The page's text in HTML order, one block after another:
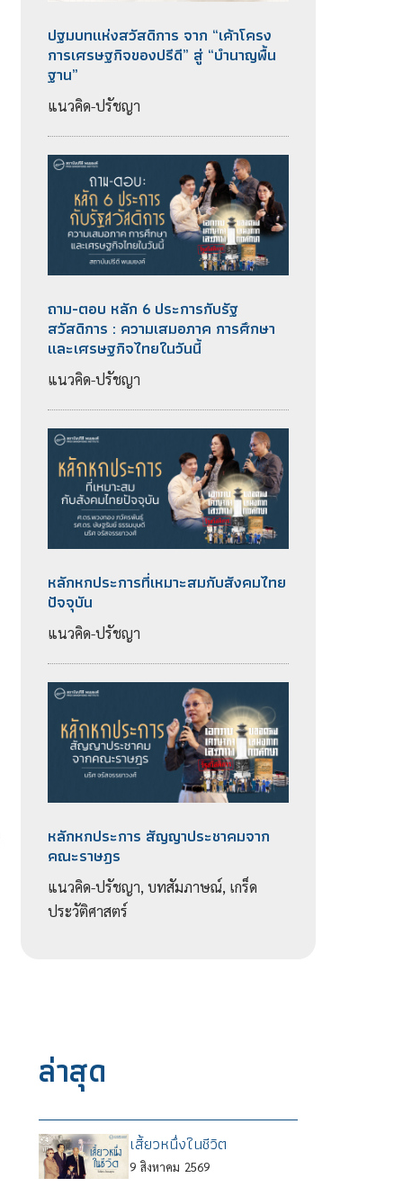
ปฐมบทแห่งสวัสดิการ จาก “เค้าโครง
การเศรษฐกิจของปรีดี” สู่ “บำนาญพื้น
ฐาน”
แนวคิด-ปรัชญา
ถาม-ตอบ หลัก 6 ประการกับรัฐ
สวัสดิการ : ความเสมอภาค การศึกษา
และเศรษฐกิจไทยในวันนี้
แนวคิด-ปรัชญา
หลักหกประการที่เหมาะสมกับสังคมไทย
ปัจจุบัน
แนวคิด-ปรัชญา
หลักหกประการ สัญญาประชาคมจาก
คณะราษฎร
แนวคิด-ปรัชญา, บทสัมภาษณ์, เกร็ด
ประวัติศาสตร์
ล่าสุด
เสี้ยวหนึ่งในชีวิต
9 สิงหาคม 2569